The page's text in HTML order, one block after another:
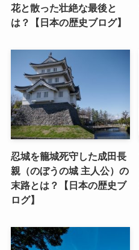
花と散った壮絶な最後と
は？【日本の歴史ブログ】
忍城を籠城死守した成田長
親（のぼうの城 主人公）の
末路とは？【日本の歴史ブ
ログ】